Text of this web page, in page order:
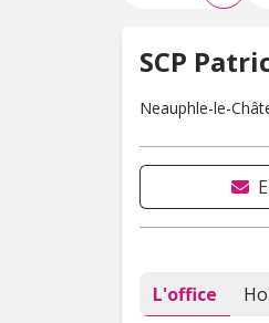
SCP
Neauphle-le-
L'office